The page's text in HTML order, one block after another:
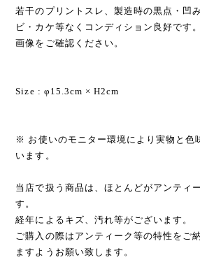
若干のプリントスレ、製造時の黒点・凹
ビ・カケ等なくコンディション良好です。
画像をご確認ください。
Size : φ15.3cm × H2cm
※ お使いのモニター環境により実物と色
います。
当店で扱う商品は、ほとんどがアンティ
す。
経年によるキズ、汚れ等がございます。
ご購入の際はアンティーク等の特性をご
ますようお願い致します。